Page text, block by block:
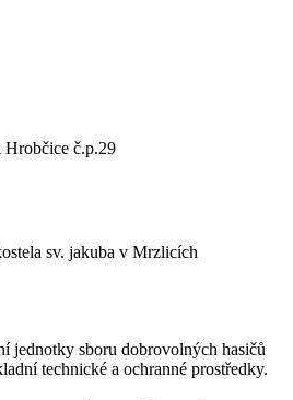
jednotky sboru dobrovolných hasičů
technické a ochranné prostředky.